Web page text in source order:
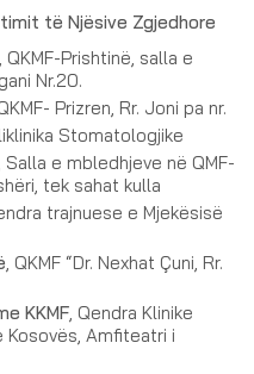
të Njësive Zgjedhore
, QKMF-Prishtinë, salla e
Nr.20.
Prizren, Rr. Joni pa nr.
Stomatologjike
, Salla e mbledhjeve në QMF-
tek sahat kulla
trajnuese e Mjekësisë
, QKMF “Dr. Nexhat Çuni, Rr.
KKMF, Qendra Klinike
Amfiteatri i